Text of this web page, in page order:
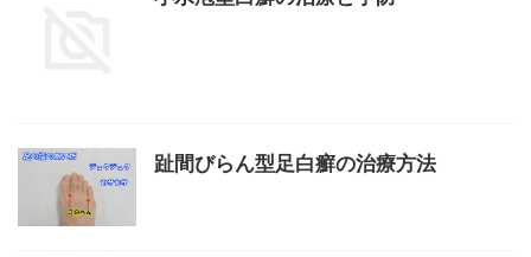
趾間びらん型足白癬の治療方法